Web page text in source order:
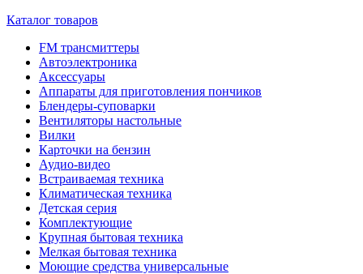
Каталог товаров
FM трансмиттеры
Автоэлектроника
Аксессуары
Аппараты для приготовления пончиков
Блендеры-суповарки
Вентиляторы настольные
Вилки
Карточки на бензин
Аудио-видео
Встраиваемая техника
Климатическая техника
Детская серия
Комплектующие
Крупная бытовая техника
Мелкая бытовая техника
Моющие средства универсальные